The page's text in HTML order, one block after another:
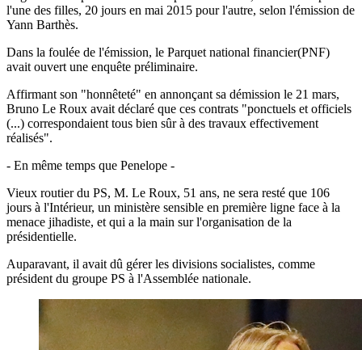
l'une des filles, 20 jours en mai 2015 pour l'autre, selon l'émission de
Yann Barthès.
Dans la foulée de l'émission, le Parquet national financier(PNF)
avait ouvert une enquête préliminaire.
Affirmant son "honnêteté" en annonçant sa démission le 21 mars,
Bruno Le Roux avait déclaré que ces contrats "ponctuels et officiels
(...) correspondaient tous bien sûr à des travaux effectivement
réalisés".
- En même temps que Penelope -
Vieux routier du PS, M. Le Roux, 51 ans, ne sera resté que 106
jours à l'Intérieur, un ministère sensible en première ligne face à la
menace jihadiste, et qui a la main sur l'organisation de la
présidentielle.
Auparavant, il avait dû gérer les divisions socialistes, comme
président du groupe PS à l'Assemblée nationale.